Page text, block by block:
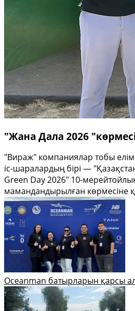
"Жана Дала 2026
"Вираж" компаниялар тобы
іс-шаралардың бірі —
Green Day 2026" 10-
мамандандырылған көрмесіне
Oceanman батырларын қарсы